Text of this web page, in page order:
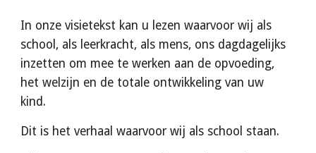
In onze visietekst kan u lezen waarvoor wij als
school, als leerkracht, als mens, ons dagdagelijks
inzetten om mee te werken aan de opvoeding,
het welzijn en de totale ontwikkeling van uw
kind.
Dit is het verhaal waarvoor wij als school staan.